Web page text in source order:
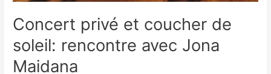
Concert privé et coucher de
soleil: rencontre avec Jona
Maidana